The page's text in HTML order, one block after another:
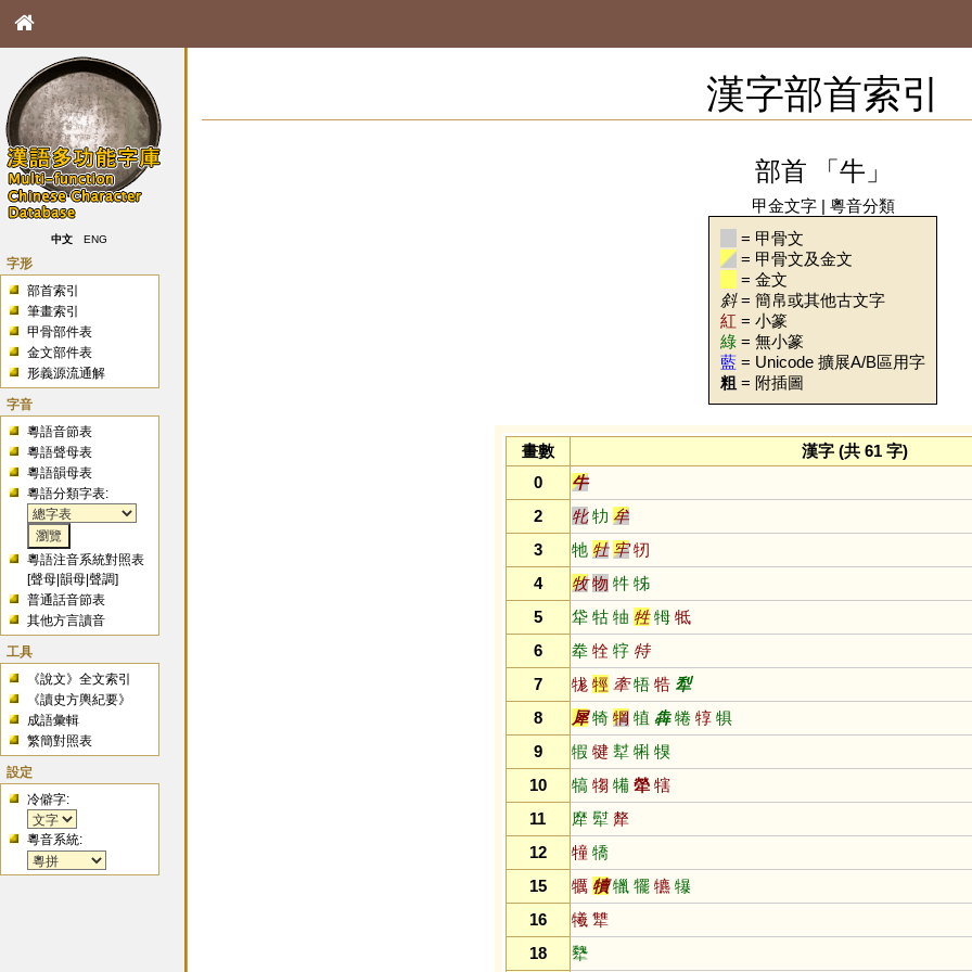
中文 ENG
字形
部首索引
筆畫索引
甲骨部件表
金文部件表
形義源流通解
字音
粵語音節表
粵語聲母表
粵語韻母表
粵語分類字表:
粵語注音系統對照表
[聲母 |韻母 |聲調]
普通話音節表
其他方言讀音
工具
《說文》全文索引
《讀史方輿紀要》
成語彙輯
繁簡對照表
設定
冷僻字:
粵音系統:
漢字部首索引
部首 「牛」
甲金文字| 粵音分類
= 甲骨文
= 甲骨文及金文
= 金文
斜= 簡帛或其他古文字
紅 = 小篆
綠 = 無小篆
藍 = Unicode 擴展A/B區用字
粗 = 附插圖
畫數
漢字 (共 61 字)
0
牛
2
牝 牞 牟
3
牠 牡 牢 牣
4
牧 物 牪 牬
5
牮 牯 牰 牲 牳 牴
6
牶 牷 牸 特
7
牻 牼 牽 牾 牿 犁
8
犀 犄 犅 犆 犇 犈 犉 犋
9
犌 犍 犎 犐 犑
10
犒 犓 犕 犖 犗
11
犘 犚 犛
12
犝 犞
15
犡 犢 犣 犤 犥 犦
16
犧 犨
18
犩